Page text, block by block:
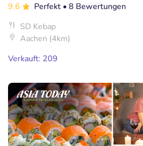
9.6
Perfekt • 8 Bewertungen
SD Kebap
Aachen (4km)
Verkauft: 209